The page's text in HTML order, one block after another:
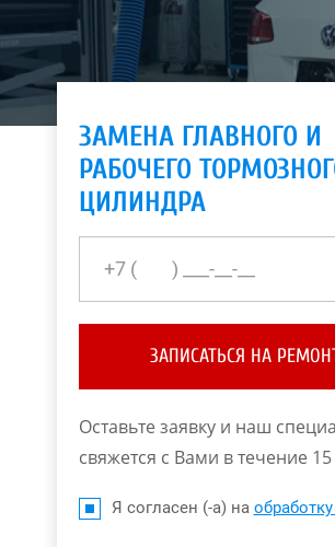
ЗАМЕНА ГЛАВНОГО И
РАБОЧЕГО
ЦИЛИНДРА
ЗАПИСАТЬСЯ НА
Оставьте заявку и наш
свяжется с Вами в течение
Я согласен (-а) на